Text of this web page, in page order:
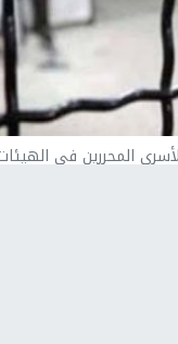
المحررين في